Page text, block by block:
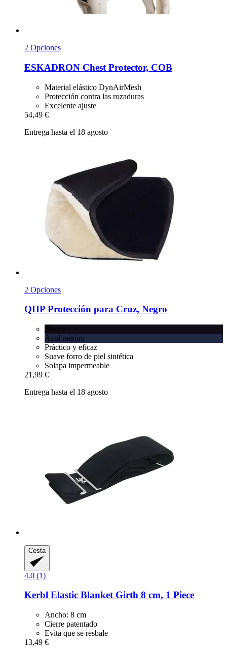
2 Opciones
ESKADRON Chest Protector, COB
Material elástico DynAirMesh
Protección contra las rozaduras
Excelente ajuste
54,49 €
Entrega hasta el 18 agosto
2 Opciones
QHP Protección para Cruz, Negro
Azul marino
Práctico y eficaz
Suave forro de piel sintética
Solapa impermeable
21,99 €
Entrega hasta el 18 agosto
Cesta
4.0 (1)
Kerbl Elastic Blanket Girth 8 cm, 1 Piece
Ancho: 8 cm
Cierre patentado
Evita que se resbale
13,49 €